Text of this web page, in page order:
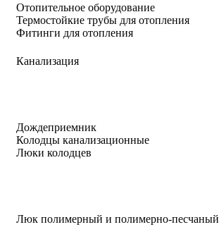
Отопительное оборудование
Термостойкие трубы для отопления
Фитинги для отопления
Канализация
Дождеприемник
Колодцы канализационные
Люки колодцев
Люк полимерный и полимерно-песчаный